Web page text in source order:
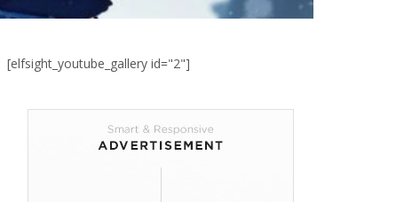
[elfsight_youtube_gallery id="2"]